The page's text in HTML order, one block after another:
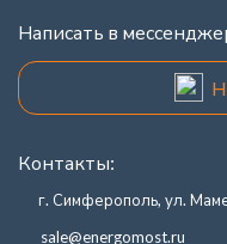
Написать в
Контакты:
г. Симферополь, ул.
sale@energomost.ru